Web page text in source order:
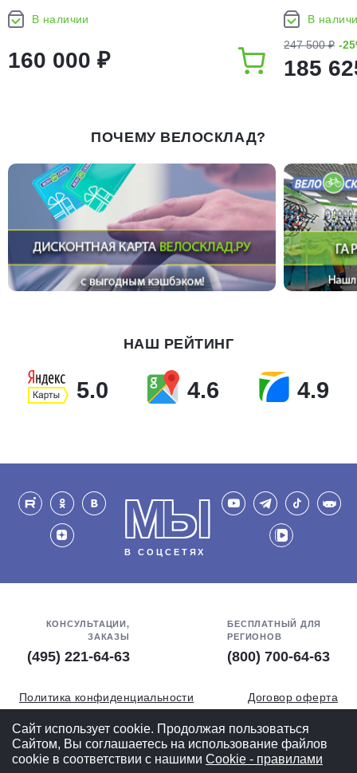
В наличии
160 000 ₽
(2025)
В
247 500 ₽ -
185
ПОЧЕМУ ВЕЛОСКЛАД?
НАШ РЕЙТИНГ
5.0 4.6 4.9
МЫ
В СОЦСЕТЯХ
КОНСУЛЬТАЦИИ,
ЗАКАЗЫ
(495) 221-64-63
БЕСПЛАТНЫЙ ДЛЯ
РЕГИОНОВ
(800) 700-64-63
Политика конфиденциальности
Договор оферта
Обработка персональных данных
СОУТ
Полная версия
Сайт использует cookie. Продолжая пользоваться
Сайтом, Вы соглашаетесь на использование файлов
cookie в соответствии с нашими Cookiе - правилами